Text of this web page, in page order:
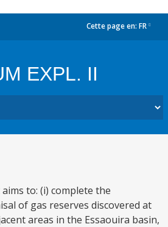
Cette page en: FR
EXPL. II
to: (i) complete the
of gas reserves discovered at
areas in the Essaouira basin,